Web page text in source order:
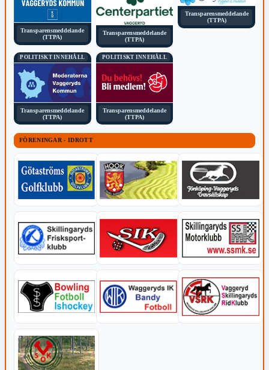
Transparensmeddelande
(TTPA)
Transparensmeddelande
(TTPA)
Transparensmeddelande
(TTPA)
POLITISKT INNEHÅLL
Transparensmeddelande
(TTPA)
POLITISKT INNEHÅLL
Transparensmeddelande
(TTPA)
FÖRENINGAR - IDROTT